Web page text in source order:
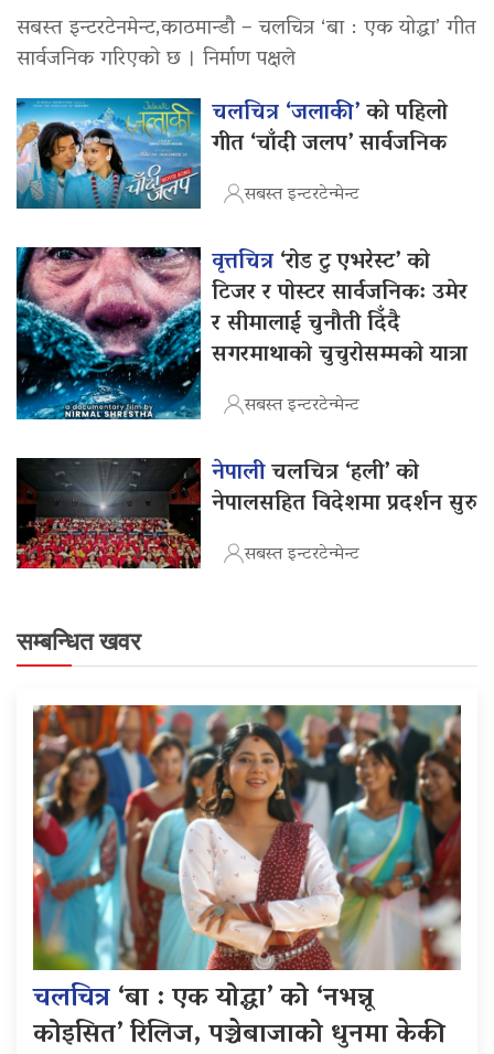
सबस्त इन्टरटेनमेन्ट,काठमान्डौ – चलचित्र ‘बा : एक योद्धा’ गीत
सार्वजनिक गरिएको छ । निर्माण पक्षले
चलचित्र ‘जलाकी’को पहिलो
गीत ‘चाँदी जलप’ सार्वजनिक
सबस्त इन्टरटेन्मेन्ट
वृत्तचित्र‘रोड टु एभरेस्ट’ को
टिजर र पोस्टर सार्वजनिक: उमेर
र सीमालाई चुनौती दिँदै
सगरमाथाको चुचुरोसम्मको यात्रा
सबस्त इन्टरटेन्मेन्ट
नेपालीचलचित्र ‘हली’ को
नेपालसहित विदेशमा प्रदर्शन सुरु
सबस्त इन्टरटेन्मेन्ट
सम्बन्धित खवर
चलचित्र‘बा : एक योद्धा’ को ‘नभन्नू
कोइसित’ रिलिज, पञ्चेबाजाको धुनमा केकी